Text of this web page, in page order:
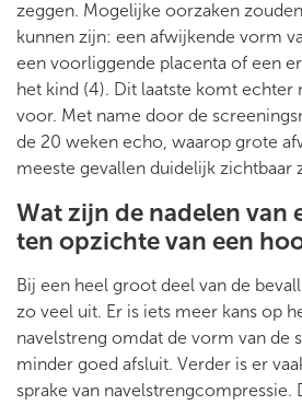
zeggen. Mogelijke oorzaken
kunnen zijn: een afwijkende vorm
een voorliggende placenta of een
het kind (4). Dit laatste komt echter
voor. Met name door de
de 20 weken echo, waarop grote
meeste gevallen duidelijk zichtbaar
Wat zijn de nadelen van
ten opzichte van een
Bij een heel groot deel van de
zo veel uit. Er is iets meer kans op
navelstreng omdat de vorm van de
minder goed afsluit. Verder is er
sprake van navelstrengcompressie.